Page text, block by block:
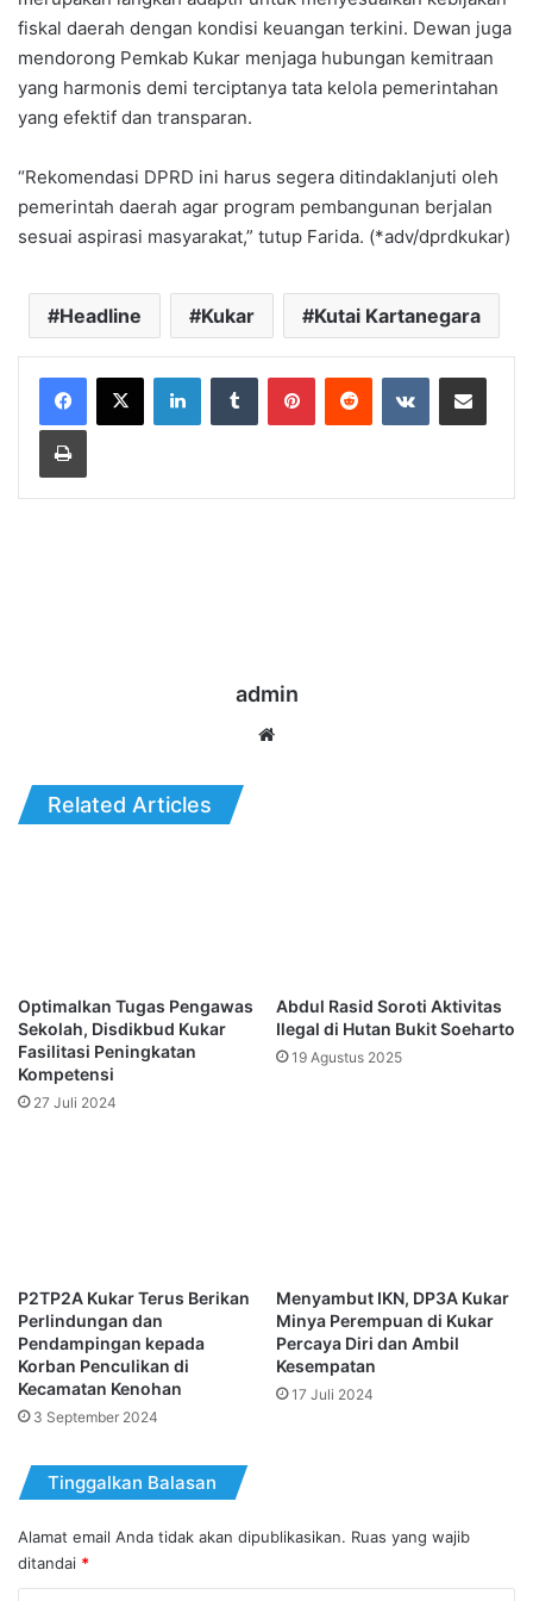
fiskal daerah dengan kondisi keuangan terkini. Dewan juga
mendorong Pemkab Kukar menjaga hubungan kemitraan
yang harmonis demi terciptanya tata kelola pemerintahan
yang efektif dan transparan.
“Rekomendasi DPRD ini harus segera ditindaklanjuti oleh
pemerintah daerah agar program pembangunan berjalan
sesuai aspirasi masyarakat,” tutup Farida. (*adv/dprdkukar)
Headline Kukar Kutai Kartanegara
LinkedInTumblr PinterestReddit VKontakteShare via Email
Print
admin
Related Articles
Optimalkan Tugas Pengawas
Sekolah, Disdikbud Kukar
Fasilitasi Peningkatan
Kompetensi
27 Juli 2024
Abdul Rasid Soroti Aktivitas
Ilegal di Hutan Bukit Soeharto
19 Agustus 2025
P2TP2A Kukar Terus Berikan
Perlindungan dan
Pendampingan kepada
Korban Penculikan di
Kecamatan Kenohan
3 September 2024
Menyambut IKN, DP3A Kukar
Minya Perempuan di Kukar
Percaya Diri dan Ambil
Kesempatan
17 Juli 2024
Tinggalkan Balasan
Alamat email Anda tidak akan dipublikasikan. Ruas yang wajib
ditandai *